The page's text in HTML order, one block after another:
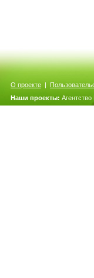
О проекте |
Наши проекты: